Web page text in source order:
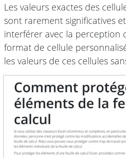
Les valeurs exactes des
sont rarement significatives
interférer avec la perception
format de cellule
les valeurs de ces cellules